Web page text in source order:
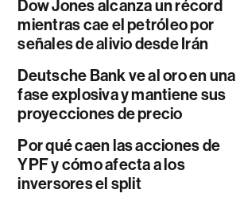
Dow Jones alcanza un récord
mientras cae el petróleo por
señales de alivio desde Irán
Deutsche Bank ve al oro en una
fase explosiva y mantiene sus
proyecciones de precio
Por qué caen las acciones de
YPF y cómo afecta a los
inversores el split